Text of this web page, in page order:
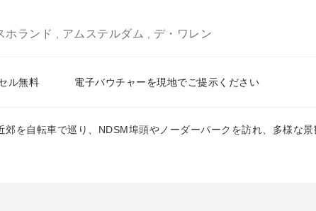
ホランド アムステルダム デ・ワレン
ル無料 電子バウチャーを現地でご提示ください
郊を自転車で巡り、NDSM埠頭やノーダーパークを訪れ、多様な